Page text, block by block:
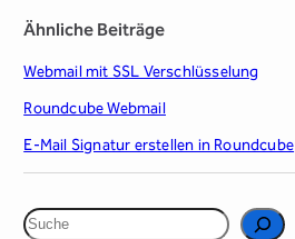
Ähnliche Beiträge
Webmail mit SSL Verschlüsselung
Roundcube Webmail
E-Mail Signatur erstellen in Roundcube
S